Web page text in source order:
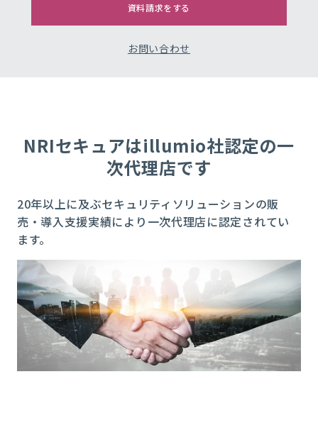
資料請求をする
お問い合わせ
NRIセキュアはillumio社認定の一
次代理店です
20年以上に及ぶセキュリティソリューションの販
売・導入支援実績により一次代理店に認定されてい
ます。